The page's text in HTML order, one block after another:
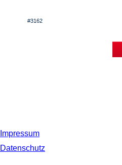
#3162
Impressum
Datenschutz